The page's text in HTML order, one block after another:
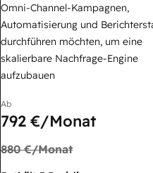
Omni-Channel-Kampagnen,
Automatisierung und
durchführen möchten, um eine
skalierbare Nachfrage-Engine
aufzubauen
Ab
792 €/Monat
880 €/Monat